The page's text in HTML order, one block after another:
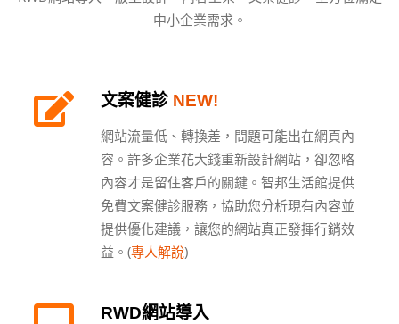
中小企業需求。
文案健診 NEW!
網站流量低、轉換差，問題可能出在網頁內
容。許多企業花大錢重新設計網站，卻忽略
內容才是留住客戶的關鍵。智邦生活館提供
免費文案健診服務，協助您分析現有內容並
提供優化建議，讓您的網站真正發揮行銷效
益。(專人解說)
RWD網站導入